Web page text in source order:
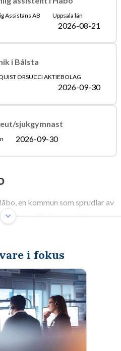
Assistans AB Uppsala län
2026-08-21
i Bålsta
ORSUCCI AKTIEBOLAG
2026-09-30
sjukgymnast
2026-09-30
en kommun som sprudlar av
dig om möjligheter, viktiga
i Håbo: möjligheter
blicka mot en kommun som
känsla av gemenskap. Här, där
den Uppländska landsbygden,
i fokus